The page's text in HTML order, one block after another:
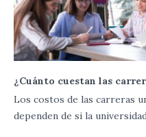
¿Cuánto cuestan las
Los costos de las carreras
dependen de si la